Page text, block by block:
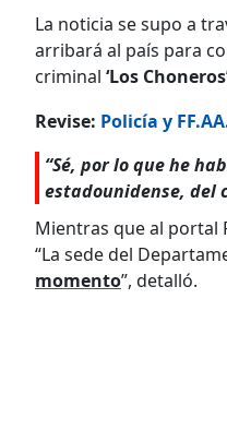
La noticia se supo a
arribará al país para
criminal ‘Los
Revise: Policía y
“Sé, por lo que he
estadounidense, del
Mientras que al portal
“La sede del
momento”, detalló.